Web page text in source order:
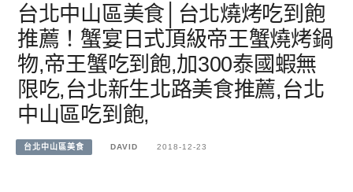
台北中山區美食│台北燒烤吃到飽
推薦！蟹宴日式頂級帝王蟹燒烤鍋
物,帝王蟹吃到飽,加300泰國蝦無
限吃,台北新生北路美食推薦,台北
中山區吃到飽,
台北中山區美食 DAVID 2018-12-23